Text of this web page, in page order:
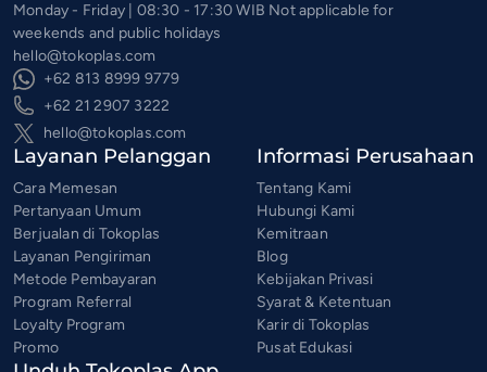
Monday - Friday | 08:30 - 17:30 WIB Not applicable for
weekends and public holidays
hello@tokoplas.com
+62 813 8999 9779
+62 21 2907 3222
hello@tokoplas.com
Layanan Pelanggan
Cara Memesan
Pertanyaan Umum
Berjualan di Tokoplas
Layanan Pengiriman
Metode Pembayaran
Program Referral
Loyalty Program
Promo
Informasi Perusahaan
Tentang Kami
Hubungi Kami
Kemitraan
Blog
Kebijakan Privasi
Syarat & Ketentuan
Karir di Tokoplas
Pusat Edukasi